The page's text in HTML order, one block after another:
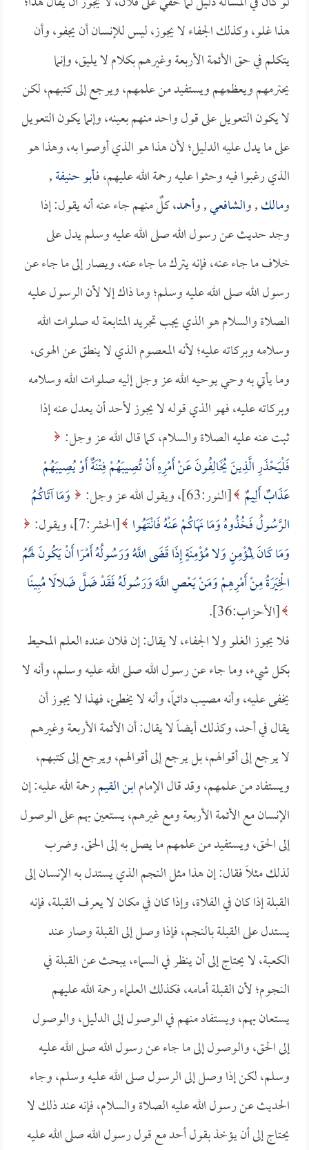
هذا غلو، وكذلك الجفاء لا يجوز، ليس للإنسان أن يجفو، وأن
يتكلم في حق الأئمة الأربعة وغيرهم بكلام لا يليق، وإنما
يحترمهم ويعظمهم ويستفيد من علمهم، ويرجع إلى كتبهم، لكن
لا يكون التعويل على قول واحد منهم بعينه، وإنما يكون التعويل
على ما يدل عليه الدليل؛ لأن هذا هو الذي أوصوا به، وهذا هو
الذي رغبوا فيه وحثوا عليه رحمة الله عليهم، فـأبو حنيفة,
ومالك, والشافعي, وأحمد، كلٌ منهم جاء عنه أنه يقول: إذا
وجد حديث عن رسول الله صلى الله عليه وسلم يدل على
خلاف ما جاء عنه، فإنه يترك ما جاء عنه، ويصار إلى ما جاء عن
رسول الله صلى الله عليه وسلم؛ وما ذاك إلا لأن الرسول عليه
الصلاة والسلام هو الذي يجب تجريد المتابعة له صلوات الله
وسلامه وبركاته عليه؛ لأنه المعصوم الذي لا ينطق عن الهوى،
وما يأتي به وحي يوحيه الله عز وجل إليه صلوات الله وسلامه
وبركاته عليه، فهو الذي قوله لا يجوز لأحد أن يعدل عنه إذا
ثبت عنه عليه الصلاة والسلام، كما قال الله عز وجل:
فَلْيَحْذَرِ الَّذِينَ يُخَالِفُونَ عَنْ أَمْرِهِ أَنْ تُصِيبَهُمْ فِتْنَةٌ أَوْ يُصِيبَهُمْ
عَذَابٌ أَلِيمٌ [النور:63]، ويقول الله عز وجل:
وَمَا آتَاكُمُ
الرَّسُولُ فَخُذُوهُ وَمَا نَهَاكُمْ عَنْهُ فَانْتَهُوا [الحشر:7]، ويقول:
وَمَا كَانَ لِمُؤْمِنٍ وَلا مُؤْمِنَةٍ إِذَا قَضَى اللَّهُ وَرَسُولُهُ أَمْرًا أَنْ يَكُونَ لَهُمُ
الْخِيَرَةُ مِنْ أَمْرِهِمْ وَمَنْ يَعْصِ اللَّهَ وَرَسُولَهُ فَقَدْ ضَلَّ ضَلالًا مُبِينًا
[الأحزاب:36].
فلا يجوز الغلو ولا الجفاء، لا يقال: إن فلان عنده العلم المحيط
بكل شيء، وما جاء عن رسول الله صلى الله عليه وسلم، وأنه لا
يخفى عليه، وأنه مصيب دائماً، وأنه لا يخطئ، فهذا لا يجوز أن
يقال في أحد، وكذلك أيضاً لا يقال: أن الأئمة الأربعة وغيرهم
لا يرجع إلى أقوالهم، بل يرجع إلى أقوالهم، ويرجع إلى كتبهم،
ويستفاد من علمهم، وقد قال الإمامابن القيمرحمة الله عليه: إن
الإنسان مع الأئمة الأربعة ومع غيرهم، يستعين بهم على الوصول
إلى الحق، ويستفيد من علمهم ما يصل به إلى الحق. وضرب
لذلك مثلاً فقال: إن هذا مثل النجم الذي يستدل به الإنسان إلى
القبلة إذا كان في الفلاة، وإذا كان في مكان لا يعرف القبلة، فإنه
يستدل على القبلة بالنجم، فإذا وصل إلى القبلة وصار عند
الكعبة، لا يحتاج إلى أن ينظر في السماء، يبحث عن القبلة في
النجوم؛ لأن القبلة أمامه، فكذلك العلماء رحمة الله عليهم
يستعان بهم، ويستفاد منهم في الوصول إلى الدليل، والوصول
إلى الحق، والوصول إلى ما جاء عن رسول الله صلى الله عليه
وسلم، لكن إذا وصل إلى الرسول صلى الله عليه وسلم، وجاء
الحديث عن رسول الله عليه الصلاة والسلام، فإنه عند ذلك لا
يحتاج إلى أن يؤخذ بقول أحد مع قول رسول الله صلى الله عليه